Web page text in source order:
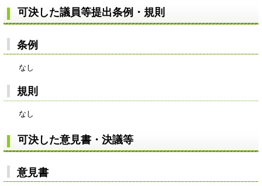
可決した議員等提出条例・規則
条例
なし
規則
なし
可決した意見書・決議等
意見書